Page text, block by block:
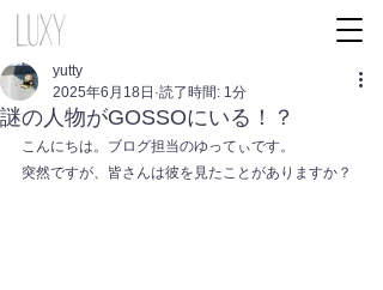
謎の人物がGOSSOにいる！？
yutty
2025年6月18日 読了時間: 1分
こんにちは。ブログ担当のゆってぃです。
突然ですが、皆さんは彼を見たことがありますか？